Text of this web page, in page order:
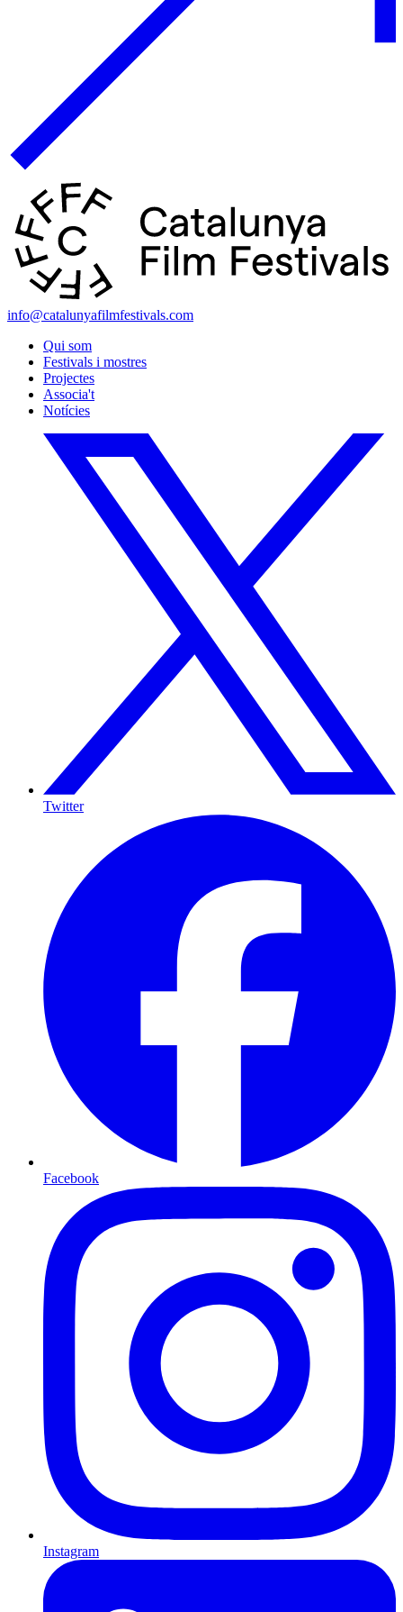
info@catalunyafilmfestivals.com
Qui som
Festivals i mostres
Projectes
Associa't
Notícies
Twitter
Facebook
Instagram